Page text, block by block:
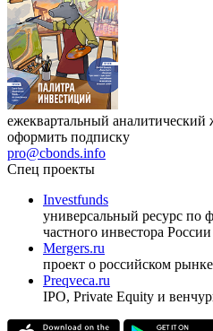
ежеквартальный аналитический
оформить подписку
pro@cbonds.info
Спец проекты
Investfunds
универсальный ресурс по
частного инвестора России
Mergers.ru
проект о российском
Preqveca.ru
IPO, Private Equity и